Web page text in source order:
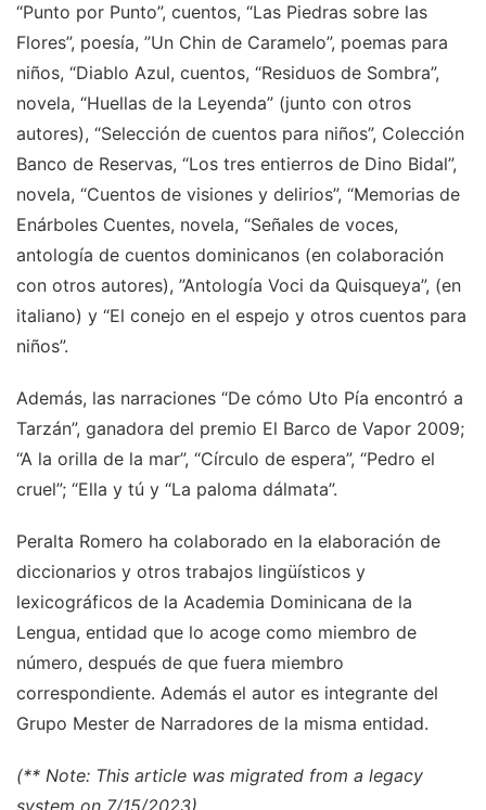
“Punto por Punto”, cuentos, “Las Piedras sobre las
Flores”, poesía, ”Un Chin de Caramelo”, poemas para
niños, “Diablo Azul, cuentos, “Residuos de Sombra”,
novela, “Huellas de la Leyenda” (junto con otros
autores), “Selección de cuentos para niños”, Colección
Banco de Reservas, “Los tres entierros de Dino Bidal”,
novela, “Cuentos de visiones y delirios”, “Memorias de
Enárboles Cuentes, novela, “Señales de voces,
antología de cuentos dominicanos (en colaboración
con otros autores), ”Antología Voci da Quisqueya”, (en
italiano) y “El conejo en el espejo y otros cuentos para
niños”.
Además, las narraciones “De cómo Uto Pía encontró a
Tarzán”, ganadora del premio El Barco de Vapor 2009;
“A la orilla de la mar”, “Círculo de espera”, “Pedro el
cruel”; “Ella y tú y “La paloma dálmata”.
Peralta Romero ha colaborado en la elaboración de
diccionarios y otros trabajos lingüísticos y
lexicográficos de la Academia Dominicana de la
Lengua, entidad que lo acoge como miembro de
número, después de que fuera miembro
correspondiente. Además el autor es integrante del
Grupo Mester de Narradores de la misma entidad.
(** Note: This article was migrated from a legacy
system on 7/15/2023)